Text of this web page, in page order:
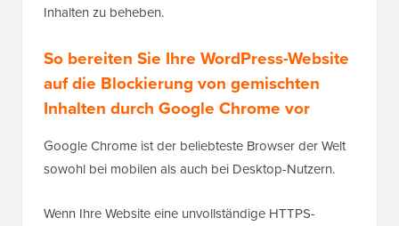
Inhalten zu beheben.
So bereiten Sie Ihre WordPress-Website
auf die Blockierung von gemischten
Inhalten durch Google Chrome vor
Google Chrome ist der beliebteste Browser der Welt
sowohl bei mobilen als auch bei Desktop-Nutzern.
Wenn Ihre Website eine unvollständige HTTPS-